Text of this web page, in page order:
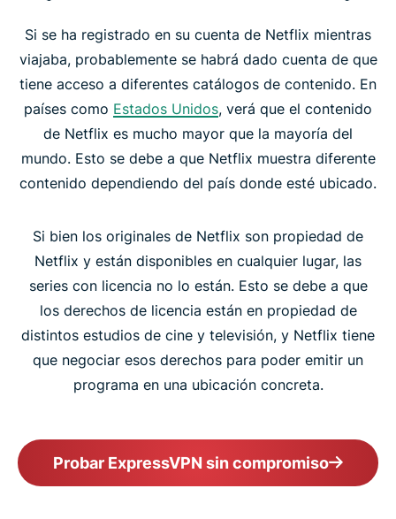
Acabe con las limitaciones de Netflix impuestas
por su ISP
Proteja su privacidad mientras hace streaming en
Netflix
Preguntas frecuentes sobre cómo ver Netflix en
Empiece a hacer streaming con ExpressVPN
Acceso seguro en todo el mundo
¿Por qué a quienes hacen streaming les encanta
Pruebe la mejor VPN para Netflix, sin compromiso
Si se ha registrado en su cuenta de Netflix mientras
viajaba, probablemente se habrá dado cuenta de que
tiene acceso a diferentes catálogos de contenido. En
países como Estados Unidos, verá que el contenido
de Netflix es mucho mayor que la mayoría del
mundo. Esto se debe a que Netflix muestra diferente
contenido dependiendo del país donde esté ubicado.
Si bien los originales de Netflix son propiedad de
Netflix y están disponibles en cualquier lugar, las
series con licencia no lo están. Esto se debe a que
los derechos de licencia están en propiedad de
distintos estudios de cine y televisión, y Netflix tiene
que negociar esos derechos para poder emitir un
programa en una ubicación concreta.
Probar ExpressVPN sin compromiso